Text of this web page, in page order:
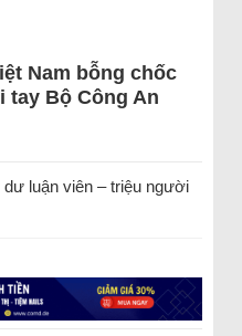
Nam bỗng chốc
Bộ Công An
dư luận viên – triệu người